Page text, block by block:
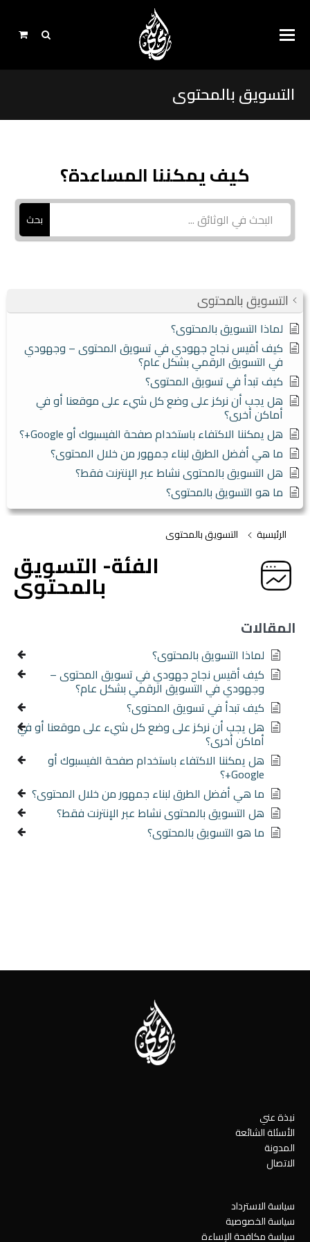
التسويق بالمحتوى
كيف يمكننا المساعدة؟
بحث
التسويق بالمحتوى
لماذا التسويق بالمحتوى؟
كيف أقيس نجاح جهودي في تسويق المحتوى – وجهودي
في التسويق الرقمي بشكل عام؟
كيف تبدأ في تسويق المحتوى؟
هل يجب أن نركز على وضع كل شيء على موقعنا أو في
أماكن أخرى؟
هل يمكننا الاكتفاء باستخدام صفحة الفيسبوك أو Google+؟
ما هي أفضل الطرق لبناء جمهور من خلال المحتوى؟
هل التسويق بالمحتوى نشاط عبر الإنترنت فقط؟
ما هو التسويق بالمحتوى؟
الرئيسية التسويق بالمحتوى
الفئة- التسويق
بالمحتوى
المقالات
لماذا التسويق بالمحتوى؟
كيف أقيس نجاح جهودي في تسويق المحتوى –
وجهودي في التسويق الرقمي بشكل عام؟
كيف تبدأ في تسويق المحتوى؟
هل يجب أن نركز على وضع كل شيء على موقعنا أو في
أماكن أخرى؟
هل يمكننا الاكتفاء باستخدام صفحة الفيسبوك أو
Google+؟
ما هي أفضل الطرق لبناء جمهور من خلال المحتوى؟
هل التسويق بالمحتوى نشاط عبر الإنترنت فقط؟
ما هو التسويق بالمحتوى؟
نبذة عني
الأسئلة الشائعة
المدونة
الاتصال
سياسة الاسترداد
سياسة الخصوصية
سياسة مكافحة الإساءة